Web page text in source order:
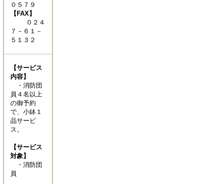
０５７９
【FAX】
０２４
７－６１－
５１３２
【サービス
内容】
・消防団
員４名以上
の御予約
で、小鉢１
品サービ
ス。
【サービス
対象】
・消防団
員